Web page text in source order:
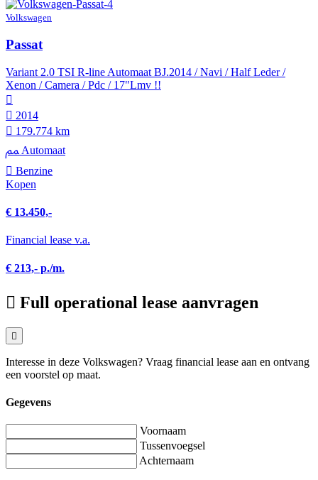
Volkswagen
Passat
Variant 2.0 TSI R-line Automaat BJ.2014 / Navi / Half Leder /
Xenon / Camera / Pdc / 17"Lmv !!
2014
179.774 km
Automaat
Benzine
Kopen
€ 13.450,-
Financial lease v.a.
€ 213,- p./m.
Full operational lease aanvragen
Interesse in deze Volkswagen? Vraag financial lease aan en ontvang
een voorstel op maat.
Gegevens
Voornaam
Tussenvoegsel
Achternaam